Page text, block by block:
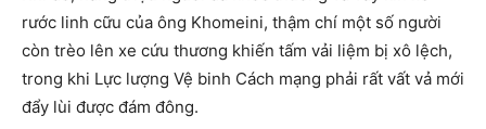
rước linh cữu của ông Khomeini, thậm chí một số người
còn trèo lên xe cứu thương khiến tấm vải liệm bị xô lệch,
trong khi Lực lượng Vệ binh Cách mạng phải rất vất vả mới
đẩy lùi được đám đông.